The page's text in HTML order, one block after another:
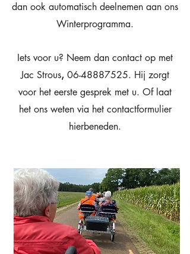
dan ook automatisch deelnemen aan ons
Winterprogramma.
Iets voor u? Neem dan contact op met
Jac Strous, 06-48887525. Hij zorgt
voor het eerste gesprek met u. Of laat
het ons weten via het contactformulier
hierbeneden.